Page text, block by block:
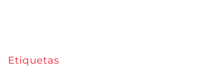
Etiquetas